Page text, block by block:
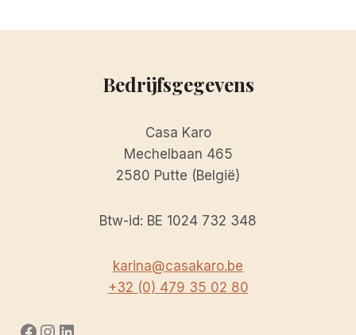
Bedrijfsgegevens
Casa Karo
Mechelbaan 465
2580 Putte (België)
Btw-id: BE 1024 732 348
karina@casakaro.be
+32 (0) 479 35 02 80
Facebook
Instagram
LinkedIn